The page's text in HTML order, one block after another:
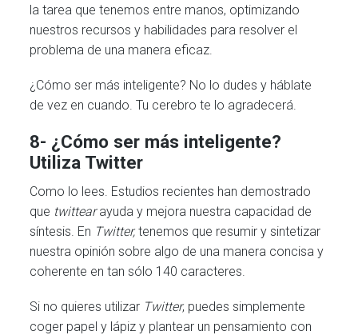
la tarea que tenemos entre manos, optimizando
nuestros recursos y habilidades para resolver el
problema de una manera eficaz.
¿Cómo ser más inteligente? No lo dudes y háblate
de vez en cuando. Tu cerebro te lo agradecerá.
8- ¿Cómo ser más inteligente?
Utiliza Twitter
Como lo lees. Estudios recientes han demostrado
que twittearayuda y mejora nuestra capacidad de
síntesis. En Twitter,tenemos que resumir y sintetizar
nuestra opinión sobre algo de una manera concisa y
coherente en tan sólo 140 caracteres.
Si no quieres utilizar Twitter, puedes simplemente
coger papel y lápiz y plantear un pensamiento con